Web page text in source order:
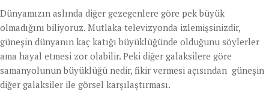
Dünyamızın aslında diğer gezegenlere göre pek büyük
olmadığını biliyoruz. Mutlaka televizyonda izlemişsinizdir,
güneşin dünyanın kaç katığı büyüklüğünde olduğunu söylerler
ama hayal etmesi zor olabilir. Peki diğer galaksilere göre
samanyolunun büyüklüğü nedir, fikir vermesi açısından güneşin
diğer galaksiler ile görsel karşılaştırması.